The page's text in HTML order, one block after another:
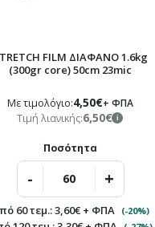
FILM ΔΙΑΦΑΝΟ 1.6kg
(300gr core) 50cm 23mic
Με τιμολόγιο:4,50€+ ΦΠΑ
Τιμή λιανικής:6,50€ i
Ποσότητα
- +
60 τεμ.:3,60€+ ΦΠΑ (-20%)